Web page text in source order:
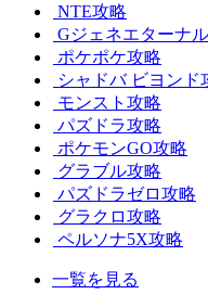
NTE攻略
Gジェネエターナ
ポケポケ攻略
シャドバ ビヨンド
モンスト攻略
パズドラ攻略
ポケモンGO攻略
グラブル攻略
パズドラゼロ攻略
グラクロ攻略
ペルソナ5X攻略
一覧を見る